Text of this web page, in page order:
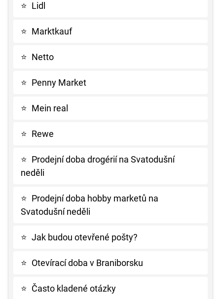
⭐ Lidl
⭐ Marktkauf
⭐ Netto
⭐ Penny Market
⭐ Mein real
⭐ Rewe
⭐ Prodejní doba drogérií na Svatodušní
neděli
⭐ Prodejní doba hobby marketů na
Svatodušní neděli
⭐ Jak budou otevřené pošty?
⭐ Otevírací doba v Braniborsku
⭐ Často kladené otázky